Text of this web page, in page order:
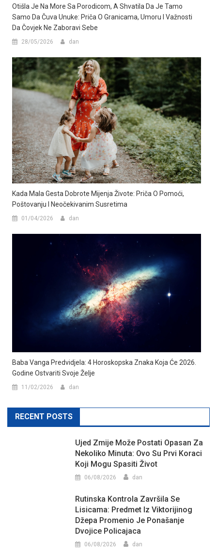
Otišla Je Na More Sa Porodicom, A Shvatila Da Je Tamo
Samo Da Čuva Unuke: Priča O Granicama, Umoru I Važnosti
Da Čovjek Ne Zaboravi Sebe
28/05/2026 dan
Kada Mala Gesta Dobrote Mijenja Živote: Priča O Pomoći,
Poštovanju I Neočekivanim Susretima
01/04/2026 dan
Baba Vanga Predvidjela: 4 Horoskopska Znaka Koja Će 2026.
Godine Ostvariti Svoje Želje
11/02/2026 dan
RECENT POSTS
Ujed Zmije Može Postati Opasan Za
Nekoliko Minuta: Ovo Su Prvi Koraci
Koji Mogu Spasiti Život
06/08/2026 dan
Rutinska Kontrola Završila Se
Lisicama: Predmet Iz Viktorijinog
Džepa Promenio Je Ponašanje
Dvojice Policajaca
06/08/2026 dan